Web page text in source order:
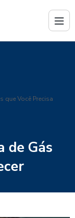
que Você Precisa
de Gás